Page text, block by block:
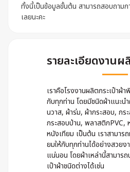
ทั้งนี้เป็นข้อมูลขั้นต้น สามารถสอบถามก
เลยนะคะ
รายละเอียดงานผ
เราคือโรงงานผลิตกระเป๋าผ้
กับทุกท่าน โดยมีชนิดผ้าแนะน
นวาส, ผ้าร่ม, ผ้ากระสอบ, ก
กระสอบป่าน, พลาสติกPVC,
หนังเทียม เป็นต้น เราสามาร
ยมให้กับทุกท่านได้อย่างสวยง
แน่นอน โดยผ้าเหล่านี้สามาร
เป๋าผ้าชนิดต่างได้เช่น